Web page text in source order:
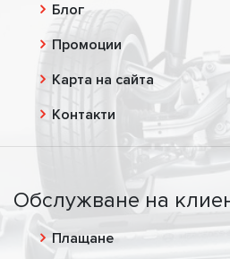
Блог
Промоции
Карта на сайта
Контакти
Обслужване на
Плащане